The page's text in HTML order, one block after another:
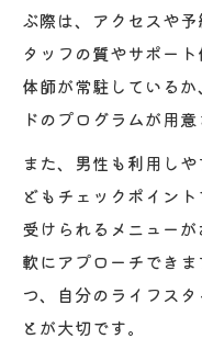
ぶ際は、アクセスや
タッフの質やサポー
体師が常駐している
ドのプログラムが用
また、男性も利用し
どもチェックポイン
受けられるメニュー
軟にアプローチでき
つ、自分のライフス
とが大切です。